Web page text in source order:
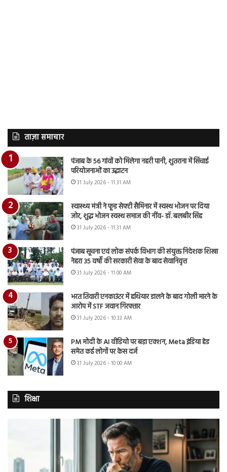
ताज़ा समाचार
पंजाब के 56 गांवों को मिलेगा नहरी पानी, शुतराना में सिंचाई
परियोजनाओं का उद्घाटन
31 July 2026 - 11:31 AM
स्वास्थ्य मंत्री ने फूड सेफ्टी सैमिनार में स्वस्थ भोजन पर दिया
जोर, शुद्ध भोजन स्वस्थ समाज की नींव- डॉ. बलबीर सिंह
31 July 2026 - 11:31 AM
पंजाब सूचना एवं लोक संपर्क विभाग की संयुक्त निदेशक शिखा
नेहरा 35 वर्षों की सरकारी सेवा के बाद सेवानिवृत्त
31 July 2026 - 11:00 AM
भरत तिवारी एनकाउंटर में हथियार डालने के बाद गोली मारने के
आरोप में STF जवान गिरफ्तार
31 July 2026 - 10:33 AM
PM मोदी के AI वीडियो पर बड़ा एक्शन, Meta इंडिया हेड
समेत कई लोगों पर केस दर्ज
31 July 2026 - 10:00 AM
शिक्षा